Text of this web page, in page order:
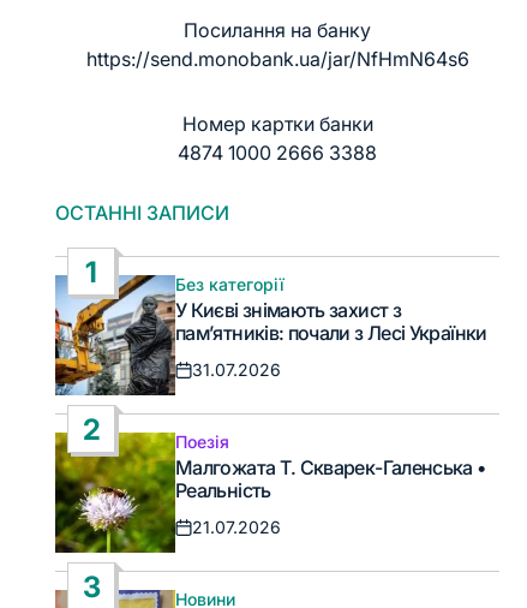
Посилання на банку
https://send.monobank.ua/jar/NfHmN64s6
Номер картки банки
4874 1000 2666 3388
ОСТАННІ ЗАПИСИ
1
Опублікувати
у
Без категорії
У Києві знімають захист з
пам’ятників: почали з Лесі Українки
Дата
31.07.2026
2
Опублікувати
у
Поезія
Малгожата Т. Скварек-Галенська •
Реальність
Дата
21.07.2026
3 Новини